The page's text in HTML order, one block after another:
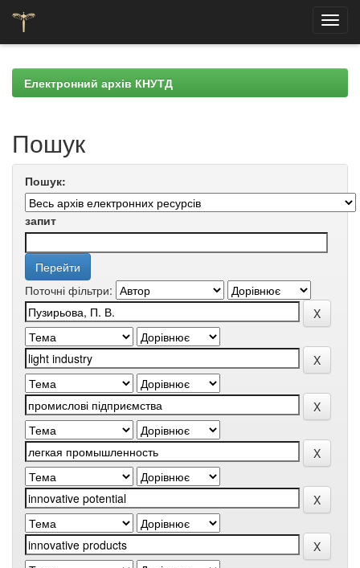
navigationЕлектронний архів КНУТД
Пошук
Пошук:
запит
Поточні фільтри: